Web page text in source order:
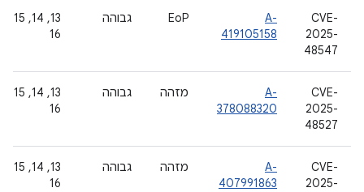
CVE-
2025-
48547
A-
419105158
EoP גבוהה
16
CVE-
2025-
48527
A-
378088320
מזהה גבוהה
16
CVE-
2025-
A-
407991863
מזהה גבוהה
16